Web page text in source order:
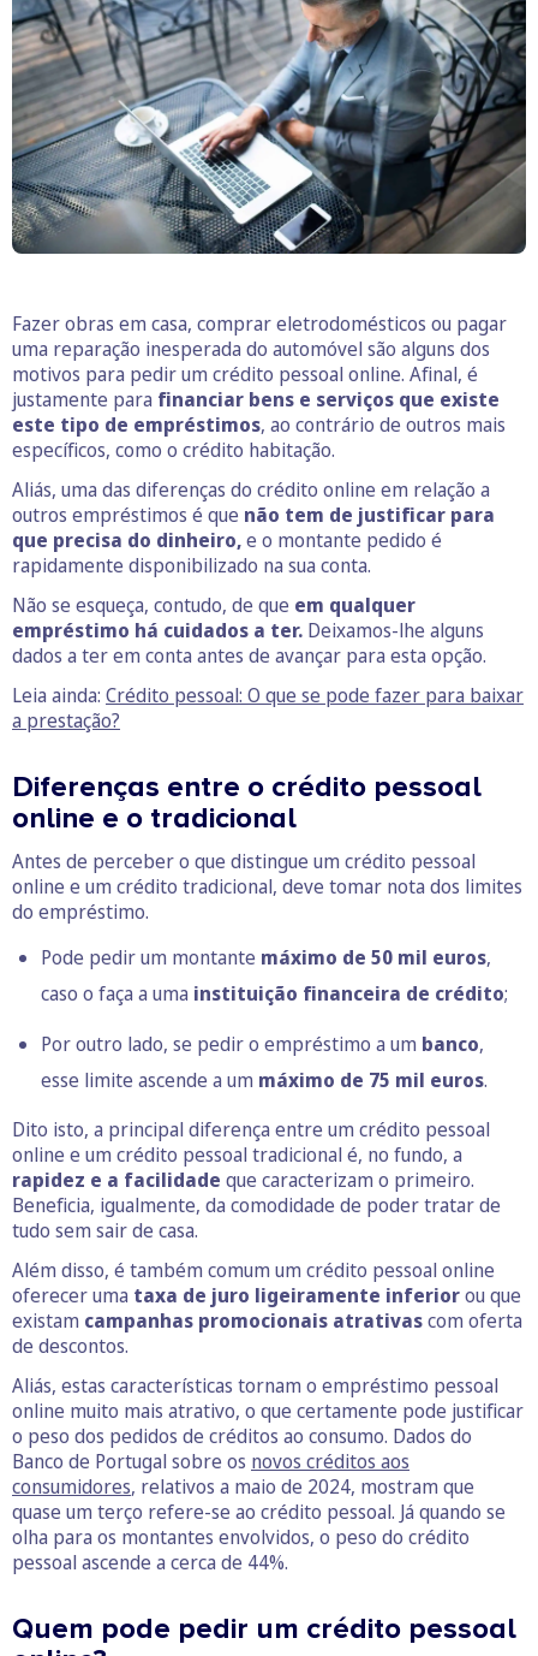
Fazer obras em casa, comprar eletrodomésticos ou pagar
uma reparação inesperada do automóvel são alguns dos
motivos para pedir um crédito pessoal online. Afinal, é
justamente para financiar bens e serviços que existe
este tipo de empréstimos, ao contrário de outros mais
específicos, como o crédito habitação.
Aliás, uma das diferenças do crédito online em relação a
outros empréstimos é que não tem de justificar para
que precisa do dinheiro,e o montante pedido é
rapidamente disponibilizado na sua conta.
Não se esqueça, contudo, de que em qualquer
empréstimo há cuidados a ter. Deixamos-lhe alguns
dados a ter em conta antes de avançar para esta opção.
Leia ainda: Crédito pessoal: O que se pode fazer para baixar
a prestação?
Diferenças entre o crédito pessoal
online e o tradicional
Antes de perceber o que distingue um crédito pessoal
online e um crédito tradicional, deve tomar nota dos limites
do empréstimo.
Pode pedir um montante máximo de 50 mil euros,
caso o faça a uma instituição financeira de crédito;
Por outro lado, se pedir o empréstimo a um banco,
esse limite ascende a um máximo de 75 mil euros.
Dito isto, a principal diferença entre um crédito pessoal
online e um crédito pessoal tradicional é, no fundo, a
rapidez e a facilidade que caracterizam o primeiro.
Beneficia, igualmente, da comodidade de poder tratar de
tudo sem sair de casa.
Além disso, é também comum um crédito pessoal online
oferecer uma taxa de juro ligeiramente inferiorou que
existam campanhas promocionais atrativascom oferta
de descontos.
Aliás, estas características tornam o empréstimo pessoal
online muito mais atrativo, o que certamente pode justificar
o peso dos pedidos de créditos ao consumo. Dados do
Banco de Portugal sobre os novos créditos aos
consumidores, relativos a maio de 2024, mostram que
quase um terço refere-se ao crédito pessoal. Já quando se
olha para os montantes envolvidos, o peso do crédito
pessoal ascende a cerca de 44%.
Quem pode pedir um crédito pessoal